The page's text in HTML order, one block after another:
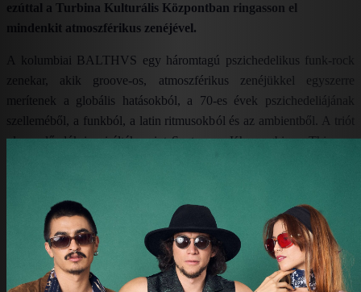
ezúttal a Turbina Kulturális Központban ringasson el
mindenkit atmoszférikus zenéjével.
A kolumbiai BALTHVS egy háromtagú pszichedelikus funk-rock
zenekar, akik groove-os, atmoszférikus zenéjükkel egyszerre
merítenek a globális hatásokból, a 70-es évek pszichedeliájának
szelleméből, a funkból, a latin ritmusokból és az ambientből. A triót
olyan előadók inspirálták, mint Santana, a Khruangbin, a Thievery
amely összetéveszthetetlenül a sajátjuk.
A csapat középpontjában Balthazar Aguirre áll, egy autodidakta
gitáros, aki egy majdnem tragédiába torkoló sziklamászó baleset
után kezdte el zenei karrierjét. A történtek kapcsán rájött, hogy igazi